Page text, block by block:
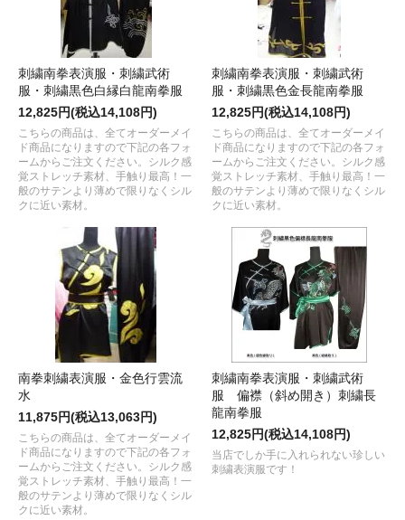
刺繍南拳表演服・刺繍武術
服・刺繍黒色白縁白龍南拳服
12,825円(税込14,108円)
こちらの商品は、全てオーダーメイ
ド商品になりますので下記の各フォ
ームからご注文ください。シルク感
覚ストレッチ素材、手触り最高！一
般のサテンより薄めで限りなくシル
クに近い素材。
刺繍南拳表演服・刺繍武術
服・刺繍黒色金長龍南拳服
12,825円(税込14,108円)
こちらの商品は、全てオーダーメイ
ド商品になりますので下記の各フォ
ームからご注文ください。シルク感
覚ストレッチ素材、手触り最高！一
般のサテンより薄めで限りなくシル
クに近い素材。
南拳刺繍表演服・金色行雲流
水
11,875円(税込13,063円)
こちらの商品は、全てオーダーメイ
ド商品になりますので下記の各フォ
ームからご注文ください。シルク感
覚ストレッチ素材、手触り最高！一
般のサテンより薄めで限りなくシル
クに近い素材。
刺繍南拳表演服・刺繍武術
服 偏襟（斜め開き）刺繍長
龍南拳服
12,825円(税込14,108円)
当店でしか手に入れられない珍しい
刺繍表演服です！